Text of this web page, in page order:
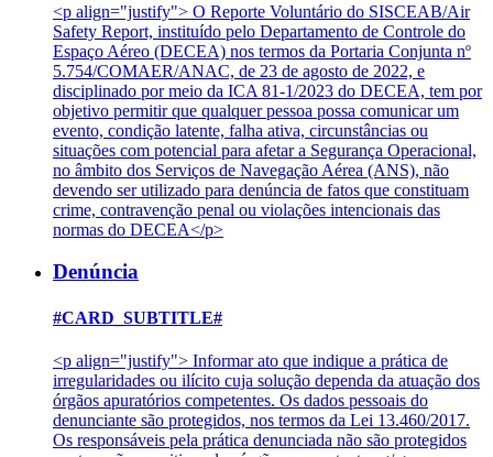
<p align="justify"> O Reporte Voluntário do SISCEAB/Air
Safety Report, instituído pelo Departamento de Controle do
Espaço Aéreo (DECEA) nos termos da Portaria Conjunta nº
5.754/COMAER/ANAC, de 23 de agosto de 2022, e
disciplinado por meio da ICA 81-1/2023 do DECEA, tem por
objetivo permitir que qualquer pessoa possa comunicar um
evento, condição latente, falha ativa, circunstâncias ou
situações com potencial para afetar a Segurança Operacional,
no âmbito dos Serviços de Navegação Aérea (ANS), não
devendo ser utilizado para denúncia de fatos que constituam
crime, contravenção penal ou violações intencionais das
normas do DECEA</p>
Denúncia
#CARD_SUBTITLE#
<p align="justify"> Informar ato que indique a prática de
irregularidades ou ilícito cuja solução dependa da atuação dos
órgãos apuratórios competentes. Os dados pessoais do
denunciante são protegidos, nos termos da Lei 13.460/2017.
Os responsáveis pela prática denunciada não são protegidos